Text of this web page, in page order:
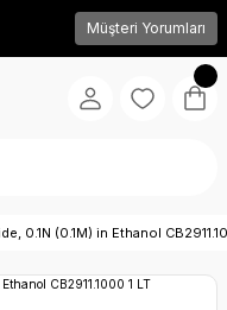
Müşteri Yorumları
0.1N (0.1M) in Ethanol